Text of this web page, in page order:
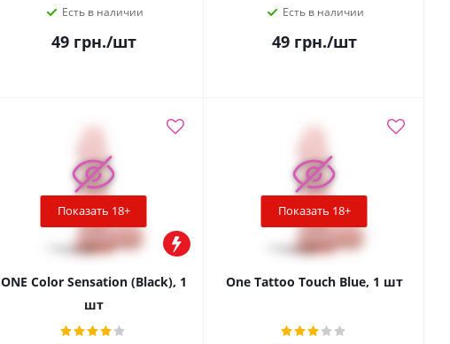
Есть в наличии
49грн./шт
Есть в наличии
49грн./шт
Показать 18+
ONE Color Sensation (Black), 1
шт
Показать 18+
One Tattoo Touch Blue, 1 шт